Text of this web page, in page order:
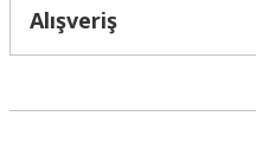
Alışveriş